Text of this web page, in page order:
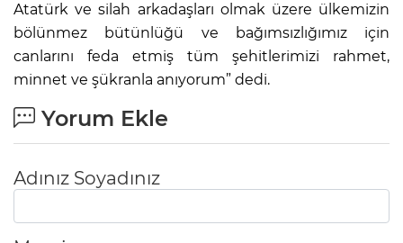
Atatürk ve silah arkadaşları olmak üzere ülkemizin
bölünmez bütünlüğü ve bağımsızlığımız için
canlarını feda etmiş tüm şehitlerimizi rahmet,
minnet ve şükranla anıyorum” dedi.
Yorum Ekle
Adınız Soyadınız